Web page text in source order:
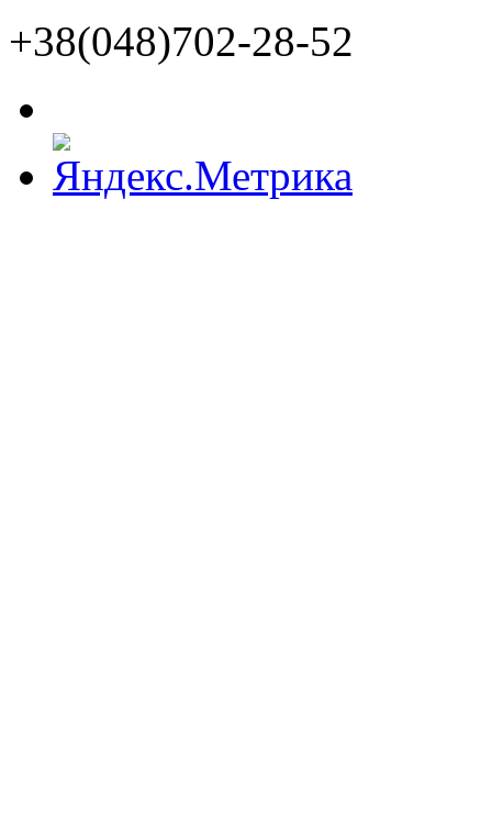
+38(048)702-28-52